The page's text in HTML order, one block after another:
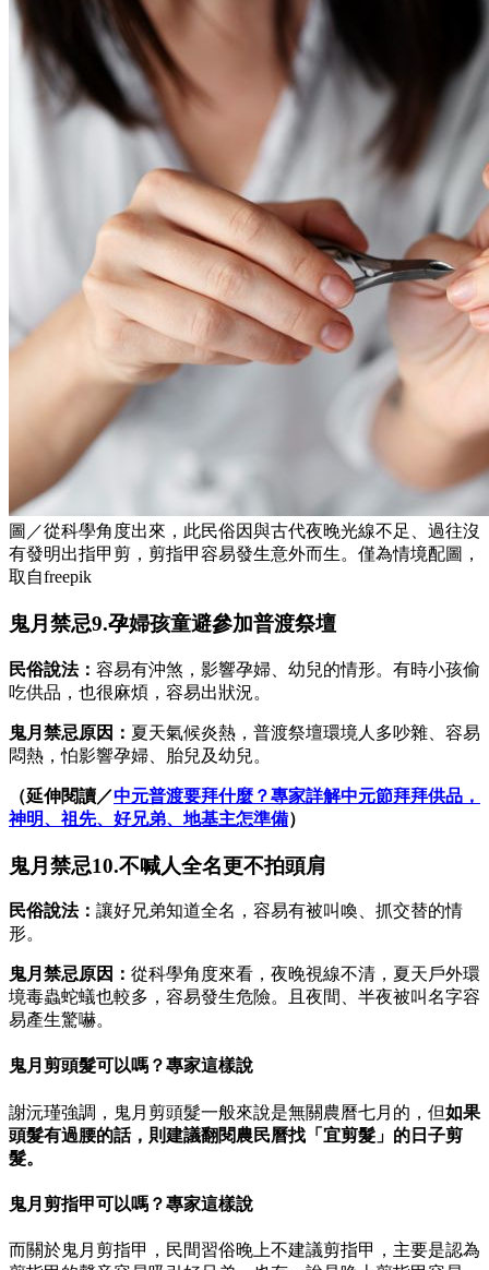
圖／從科學角度出來，此民俗因與古代夜晚光線不足、過往沒
有發明出指甲剪，剪指甲容易發生意外而生。僅為情境配圖，
取自freepik
鬼月禁忌9.孕婦孩童避參加普渡祭壇
民俗說法： 容易有沖煞，影響孕婦、幼兒的情形。有時小孩偷
吃供品，也很麻煩，容易出狀況。
鬼月禁忌原因： 夏天氣候炎熱，普渡祭壇環境人多吵雜、容易
悶熱，怕影響孕婦、胎兒及幼兒。
（延伸閱讀／中元普渡要拜什麼？專家詳解中元節拜拜供品，
神明、祖先、好兄弟、地基主怎準備）
鬼月禁忌10.不喊人全名更不拍頭肩
民俗說法： 讓好兄弟知道全名，容易有被叫喚、抓交替的情
形。
鬼月禁忌原因： 從科學角度來看，夜晚視線不清，夏天戶外環
境毒蟲蛇蟻也較多，容易發生危險。且夜間、半夜被叫名字容
易產生驚嚇。
鬼月剪頭髮可以嗎？專家這樣說
謝沅瑾強調，鬼月剪頭髮一般來說是無關農曆七月的，但如果
頭髮有過腰的話，則建議翻閱農民曆找「宜剪髮」的日子剪
髮。
鬼月剪指甲可以嗎？專家這樣說
而關於鬼月剪指甲，民間習俗晚上不建議剪指甲，主要是認為